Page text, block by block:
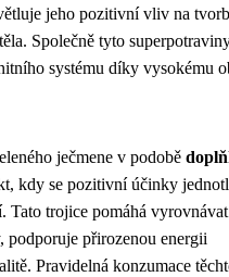
jeho pozitivní vliv na
Společně tyto
systému díky vysokému
ječmene v podobě
kdy se pozitivní účinky
Tato trojice pomáhá vyrovnávat
podporuje přirozenou energii
Pravidelná konzumace